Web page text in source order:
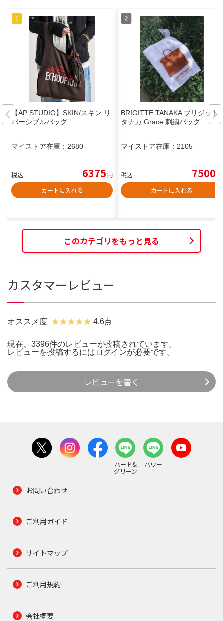
【AP STUDIO】SKIN/スキン リ
バーシブルバッグ
マイストア在庫： 2680
税込 6375円
カートに入れる
BRIGITTE TANAKA ブリジット
タナカ Grace 刺繍バッグ
マイストア在庫： 2105
税込 7500
カートに入れる
このカテゴリをもっと見る
カスタマーレビュー
オススメ度 4.6点
現在、3396件のレビューが投稿されています。
レビューを投稿するには ログインが必要です。
レビューを書く
ハード&
グリーン
パワー
お問い合わせ
ご利用ガイド
サイトマップ
ご利用規約
会社概要